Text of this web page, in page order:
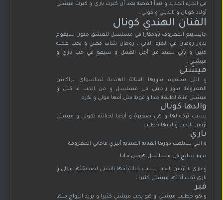
في الجزء الجديد و تبدأ القصة بعد أن كبرت باري و كبرت ميشتي
أولاد كونال و نانديني و مولي ،
الفنان الهندي كونال
جايسينغ المعروف بأومكارا في مسلسل للعشق جنون سيقوم
بدور روهان في الجزء الثاني ، روهان شاب مغني و يحب عمله
كثيرا و يأتي للهند من أجل العمل و سيقع في حب باري و
ميشتي ،
ميشتي
و التي ستقوم بدورها الفنانة الهندية تيجاسواي براكاش
المعروفة بدور راجيني في مسلسل و من الحب ما قتل و
ميشتي فتاة لطيفة جدا و قوية مثل أمها مولي و تكره
والدها كونال
بسبب تركه لها و هي صغيرة و أيضا لخيانته لمولي و ميشتي
تؤمن بالحب و لديها خطيب ،
باري
و التي ستلعب دورها الفنانة الهندية أنيري فاجاني المعروفة
بدور سانج في مسلسل هوس مايا
و باري لا تؤمن بالحب بسبب خيانة أمها نانديني لصديقتها مولي و
باري تحب أختها ميشتي كثيرا ،
فير
و هو خطيب ميشتي و هو يحب ميشتي كثيرا و يريد الزواج منها